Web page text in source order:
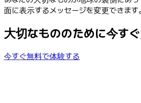
面に表示するメッセージを変更できます。
大切なもののために今す
今すぐ無料で体験する